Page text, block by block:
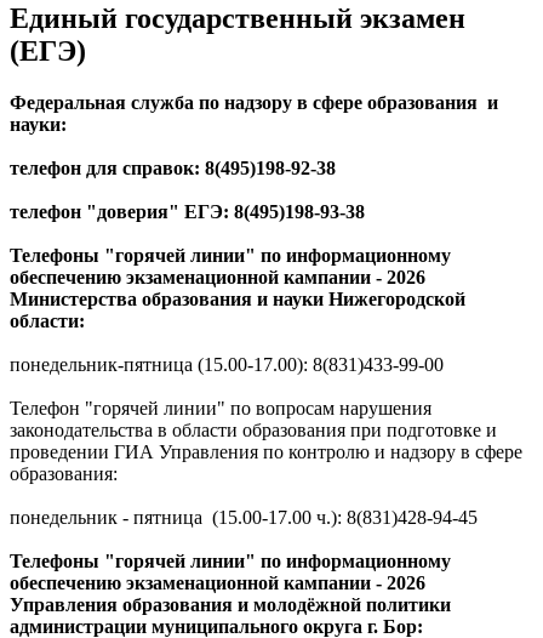
Единый государственный экзамен
(ЕГЭ)
Федеральная служба по надзору в сфере образования и
науки:
телефон для справок: 8(495)198-92-38
телефон "доверия" ЕГЭ: 8(495)198-93-38
Телефоны "горячей линии" по информационному
обеспечению экзаменационной кампании - 2026
Министерства образования и науки Нижегородской
области:
понедельник-пятница (15.00-17.00): 8(831)433-99-00
Телефон "горячей линии" по вопросам нарушения
законодательства в области образования при подготовке и
проведении ГИА Управления по контролю и надзору в сфере
образования:
понедельник - пятница (15.00-17.00 ч.): 8(831)428-94-45
Телефоны "горячей линии" по информационному
обеспечению экзаменационной кампании - 2026
Управления образования и молодёжной политики
администрации муниципального округа г. Бор: